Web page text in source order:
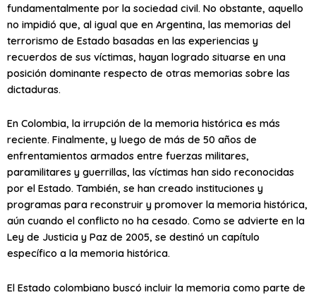
fundamentalmente por la sociedad civil. No obstante, aquello
no impidió que, al igual que en Argentina, las memorias del
terrorismo de Estado basadas en las experiencias y
recuerdos de sus víctimas, hayan logrado situarse en una
posición dominante respecto de otras memorias sobre las
dictaduras.
En Colombia, la irrupción de la memoria histórica es más
reciente. Finalmente, y luego de más de 50 años de
enfrentamientos armados entre fuerzas militares,
paramilitares y guerrillas, las víctimas han sido reconocidas
por el Estado. También, se han creado instituciones y
programas para reconstruir y promover la memoria histórica,
aún cuando el conflicto no ha cesado. Como se advierte en la
Ley de Justicia y Paz de 2005, se destinó un capítulo
específico a la memoria histórica.
El Estado colombiano buscó incluir la memoria como parte de